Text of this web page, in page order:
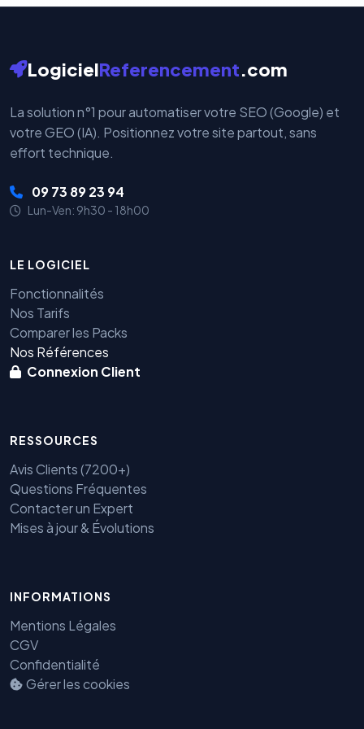
LogicielReferencement.com
La solution n°1 pour automatiser votre SEO (Google) et
votre GEO (IA). Positionnez votre site partout, sans
effort technique.
09 73 89 23 94
Lun-Ven: 9h30 - 18h00
LE LOGICIEL
Fonctionnalités
Nos Tarifs
Comparer les Packs
Nos Références
Connexion Client
RESSOURCES
Avis Clients (7200+)
Questions Fréquentes
Contacter un Expert
Mises à jour & Évolutions
INFORMATIONS
Mentions Légales
CGV
Confidentialité
Gérer les cookies